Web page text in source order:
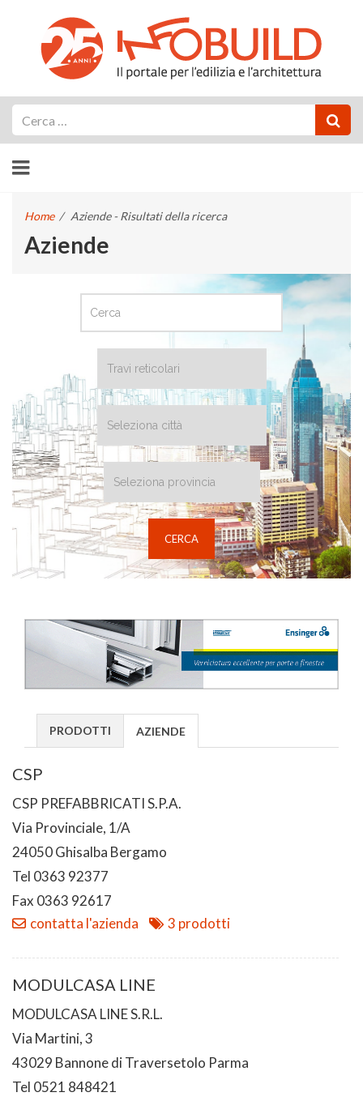
Home / Aziende - Risultati della ricerca
Aziende
PRODOTTI AZIENDE
CSP
CSP PREFABBRICATI S.P.A.
Via Provinciale, 1/A
24050 Ghisalba Bergamo
Tel 0363 92377
Fax 0363 92617
contatta l'azienda
3 prodotti
MODULCASA LINE
MODULCASA LINE S.R.L.
Via Martini, 3
43029 Bannone di Traversetolo Parma
Tel 0521 848421